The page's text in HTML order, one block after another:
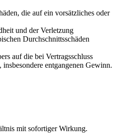
die auf ein vorsätzliches oder
und der Verletzung
Durchschnittsschäden
auf die bei Vertragsschluss
entgangenen Gewinn.
mit sofortiger Wirkung.